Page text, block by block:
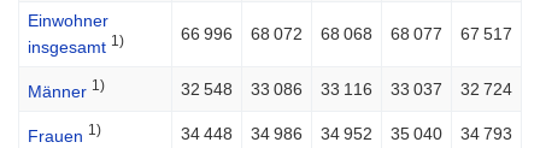
Einwohner
insgesamt 1) 66 996 68 072 68 068 68 077 67 517
Männer 1) 32 548 33 086 33 116 33 037 32 724
Frauen 1) 34 448 34 986 34 952 35 040 34 793